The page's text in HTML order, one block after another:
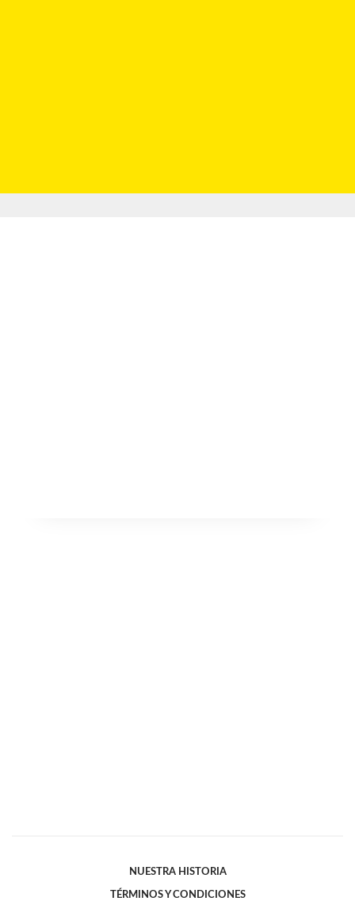
NUESTRA HISTORIA
TÉRMINOS Y CONDICIONES